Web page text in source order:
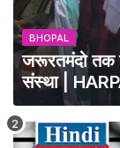
BHOPAL
जरूरतमंदो तक
संस्था |